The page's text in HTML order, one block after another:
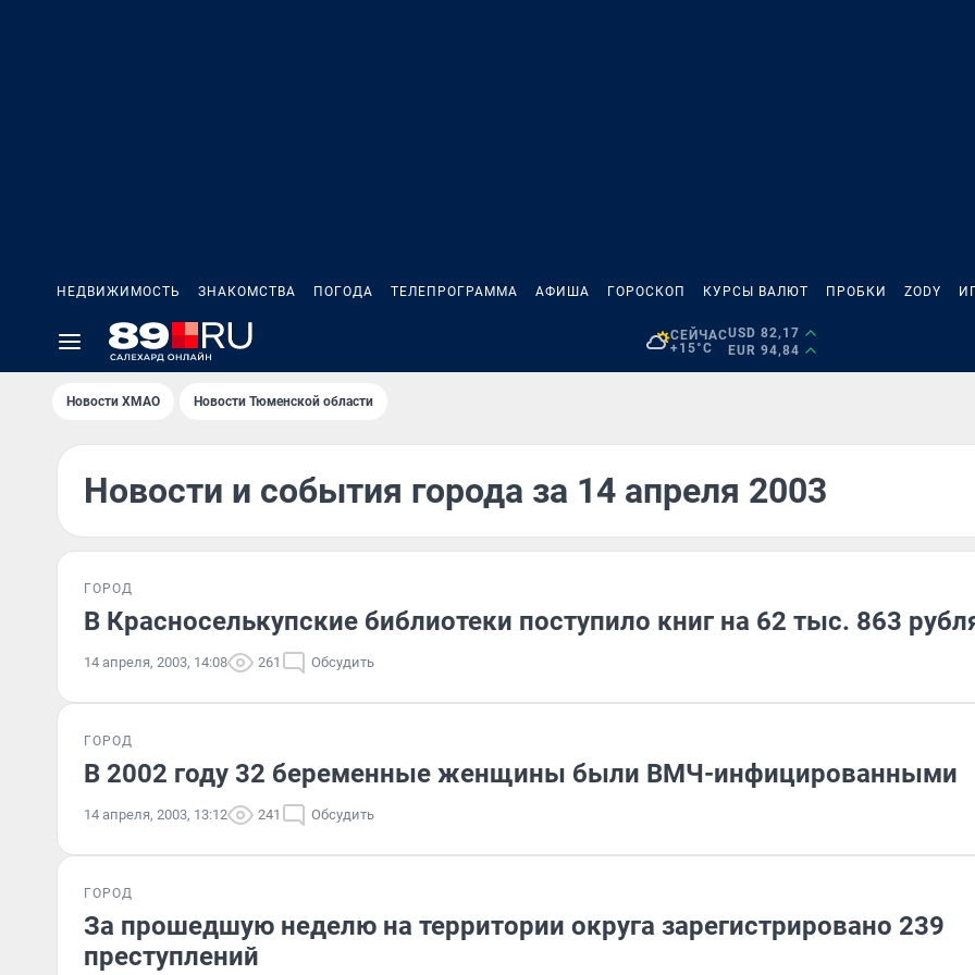
НЕДВИЖИМОСТЬ ЗНАКОМСТВА ПОГОДА ТЕЛЕПРОГРАММА АФИША ГОРОСКОП КУРСЫ ВАЛЮТ ПРОБКИ ZODY
СЕЙЧАС
+15°C
USD 82,17
EUR 94,84
Новости ХМАО Новости Тюменской области
Новости и события города за 14 апреля 2003
ГОРОД
В Красноселькупские библиотеки поступило книг на 62 тыс. 863
14 апреля, 2003, 14:08 261 Обсудить
ГОРОД
В 2002 году 32 беременные женщины были ВМЧ-инфицированными
14 апреля, 2003, 13:12 241 Обсудить
ГОРОД
За прошедшую неделю на территории округа зарегистрировано 239
преступлений